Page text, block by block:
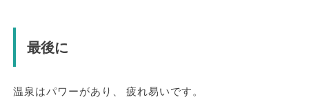
最後に
温泉はパワーがあり、 疲れ易いです。